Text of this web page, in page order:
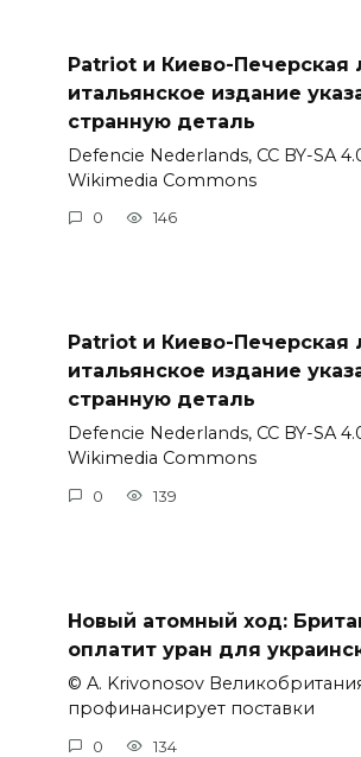
Patriot и Киево-Печерская
итальянское издание
странную деталь
Defencie Nederlands, CC BY-SA
Wikimedia Commons
0 146
Patriot и Киево-Печерская
итальянское издание
странную деталь
Defencie Nederlands, CC BY-SA
Wikimedia Commons
0 139
Новый атомный ход:
оплатит уран для
© A. Krivonosov
профинансирует поставки
0 134